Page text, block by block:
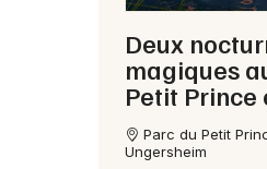
Deux
magiques
Petit Prince
Parc du Petit
Ungersheim